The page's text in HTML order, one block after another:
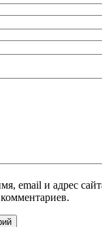
email и адрес